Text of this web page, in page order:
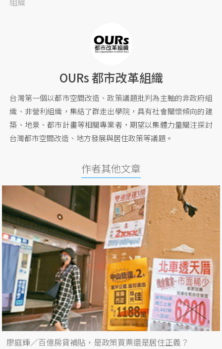
OURs 都市改革組織
台灣第一個以都市空間改造、政策議題批判為主軸的非政府組
織、非營利組織，集結了群走出學院，具有社會關懷傾向的建
築、地景、都市計畫等相關專業者，期望以集體力量關注探討
台灣都市空間改造、地方發展與居住政策等議題。
作者其他文章
廖庭輝／百億房貸補貼，是政策買票還是居住正義？